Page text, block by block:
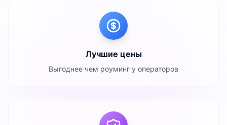
Лучшие цены
Выгоднее чем роуминг у операторов